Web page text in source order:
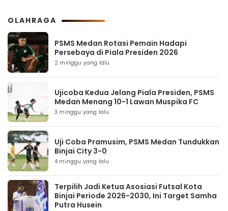
OLAHRAGA
PSMS Medan Rotasi Pemain Hadapi
Persebaya di Piala Presiden 2026
2 minggu yang lalu
Ujicoba Kedua Jelang Piala Presiden, PSMS
Medan Menang 10-1 Lawan Muspika FC
3 minggu yang lalu
Uji Coba Pramusim, PSMS Medan Tundukkan
Binjai City 3-0
4 minggu yang lalu
Terpilih Jadi Ketua Asosiasi Futsal Kota
Binjai Periode 2026-2030, Ini Target Samha
Putra Husein